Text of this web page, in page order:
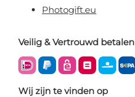
Photogift.eu
Veilig & Vertrouwd betalen
Wij zijn te vinden op